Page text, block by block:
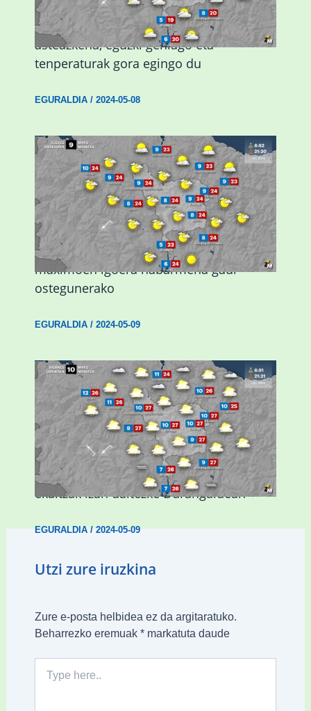
Eguraldiak hobera egingo du gaur,
asteazkena, eguzki gehiago eta
tenperaturak gora egingo du
EGURALDIA/ 2024-05-08
Giro eguzkitsua eta tenperatura
maximoen igoera nabarmena gaur
ostegunerako
EGURALDIA/ 2024-05-09
Asteburuan 25 gradu baino gehiago eta
ekaitzak izan daitezke Durangaldean
EGURALDIA/2024-05-09
Utzi zure iruzkina
Zure e-posta helbidea ez da argitaratuko.
Beharrezko eremuak *markatuta daude
here..